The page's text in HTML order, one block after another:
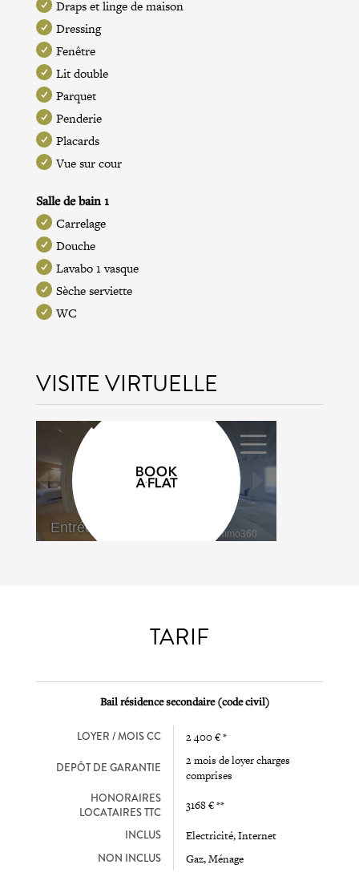
Draps et linge de maison
Dressing
Fenêtre
Lit double
Parquet
Penderie
Placards
Vue sur cour
Salle de bain 1
Carrelage
Douche
Lavabo 1 vasque
Sèche serviette
WC
VISITE VIRTUELLE
TARIF
Bail résidence secondaire (code civil)
LOYER / MOIS CC 2 400 € *
DEPÔT DE GARANTIE
2 mois de loyer charges
comprises
HONORAIRES
LOCATAIRES TTC
3168 € **
INCLUS Electricité, Internet
NON INCLUS Gaz, Ménage